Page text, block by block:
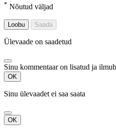
* Nõutud väljad
Loobu Saada
Ülevaade on saadetud
Sinu kommentaar on lisatud ja
OK
Sinu ülevaadet ei saa saata
OK